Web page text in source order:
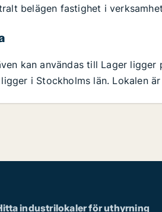
belägen fastighet i
kan användas till Lager
i Stockholms län. Lokalen
industrilokaler för uthyrning